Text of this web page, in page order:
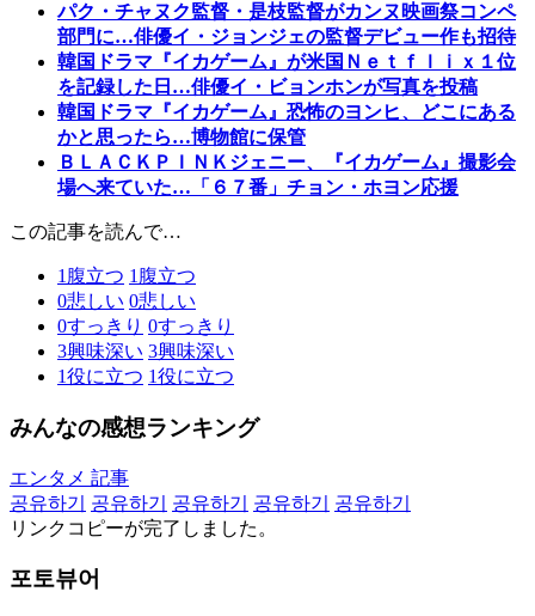
パク・チャヌク監督・是枝監督がカンヌ映画祭コンペ
部門に…俳優イ・ジョンジェの監督デビュー作も招待
韓国ドラマ『イカゲーム』が米国Ｎｅｔｆｌｉｘ１位
を記録した日…俳優イ・ビョンホンが写真を投稿
韓国ドラマ『イカゲーム』恐怖のヨンヒ、どこにある
かと思ったら…博物館に保管
ＢＬＡＣＫＰＩＮＫジェニー、『イカゲーム』撮影会
場へ来ていた…「６７番」チョン・ホヨン応援
この記事を読んで…
1 腹立つ 1 腹立つ
0悲しい 0悲しい
0すっきり 0すっきり
3興味深い 3興味深い
1役に立つ 1役に立つ
みんなの感想ランキング
エンタメ 記事
공유하기
공유하기 공유하기 공유하기
공유하기
リンクコピーが完了しました。
포토뷰어